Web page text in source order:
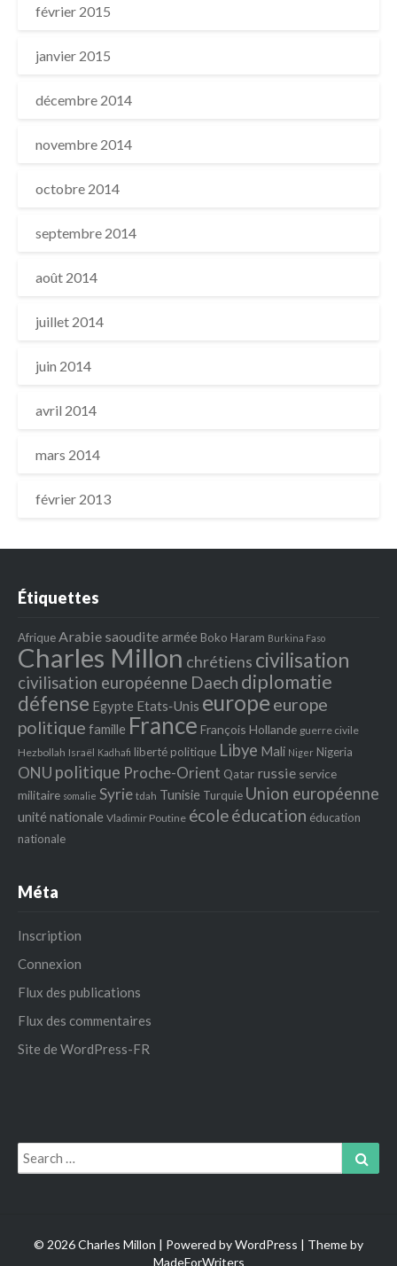
février 2015
janvier 2015
décembre 2014
novembre 2014
octobre 2014
septembre 2014
août 2014
juillet 2014
juin 2014
avril 2014
mars 2014
février 2013
Étiquettes
AfriqueArabie saoudite armée Boko Haram Burkina Faso
Charles Millon chrétiens civilisation
civilisation européenne Daech diplomatie
défense Egypte Etats‐Unis europeeurope
politique famille France François Hollande guerre civile
Hezbollah Israël Kadhafi liberté politique Libye Mali Niger Nigeria
ONU politique Proche-Orient Qatar russie service
militaire somalie Syrie tdah Tunisie Turquie Union européenne
unité nationale Vladimir Poutine écoleéducation éducation
nationale
Méta
Inscription
Connexion
Flux des publications
Flux des commentaires
Site de WordPress-FR
Search
for:
© 2026 Charles Millon | Powered byWordPress | Theme by
MadeForWriters